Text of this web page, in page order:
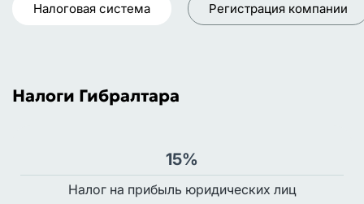
Регистрация компании
Налоговая система
Налоги Гибралтара
15%
Налог на прибыль юридических лиц